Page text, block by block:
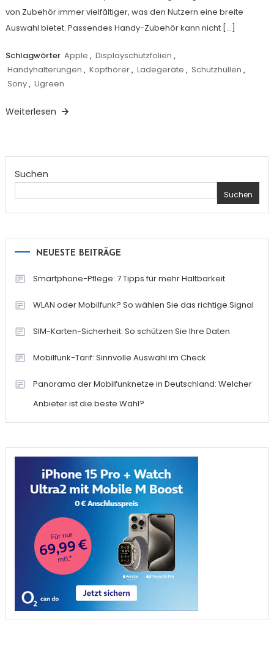
von Zubehör immer vielfältiger, was den Nutzern eine breite
Auswahl bietet. Passendes Handy-Zubehör kann nicht […]
Schlagwörter Apple , Displayschutzfolien ,
Handyhalterungen , Kopfhörer, Ladegeräte , Schutzhüllen ,
Sony, Ugreen
Weiterlesen
Suchen
Suchen
NEUESTE BEITRÄGE
Smartphone-Pflege: 7 Tipps für mehr Haltbarkeit
WLAN oder Mobilfunk? So wählen Sie das richtige Signal
SIM-Karten-Sicherheit: So schützen Sie Ihre Daten
Mobilfunk-Tarif: Sinnvolle Auswahl im Check
Panorama der Mobilfunknetze in Deutschland: Welcher
Anbieter ist die beste Wahl?